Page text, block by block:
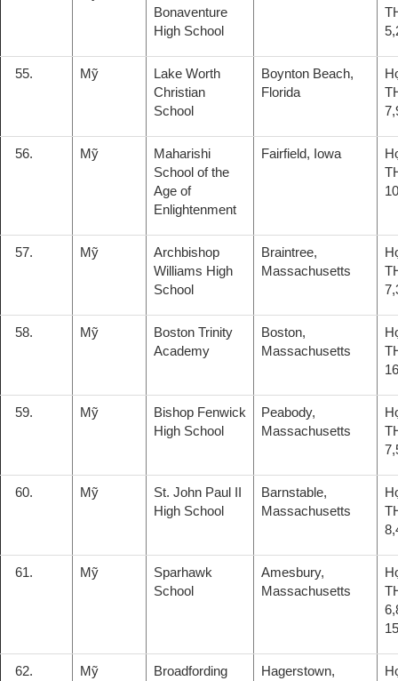
Bonaventure
High School
55. Mỹ
Lake Worth
Christian
School
Boynton Beach,
Florida
56. Mỹ
Maharishi
School of the
Age of
Enlightenment
Fairfield, Iowa
57. Mỹ
Archbishop
Williams High
School
Braintree,
Massachusetts
58. Mỹ
Boston Trinity
Academy
Boston,
Massachusetts
59. Mỹ
Bishop Fenwick
High School
Peabody,
Massachusetts
60. Mỹ
St. John Paul II
High School
Barnstable,
Massachusetts
61. Mỹ
Sparhawk
School
Amesbury,
Massachusetts
62. Mỹ
Broadfording
Hagerstown,